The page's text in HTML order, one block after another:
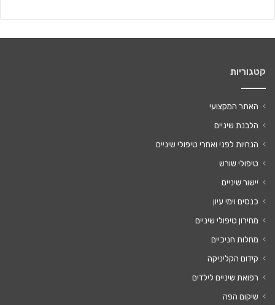
קטגוריות
האתר המקצועי
הלבנת שיניים
הנחיות לפני ואחרי טיפולי שיניים
טיפולי שורש
יישור שיניים
כנסים וימי עיון
מחירון טיפולי שיניים
מחלות חניכיים
קידום הקליניקה
רפואת שיניים לילדים
שיקום הפה